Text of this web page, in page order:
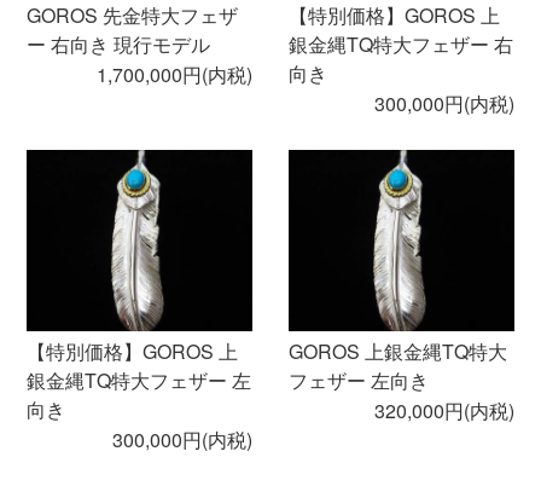
GOROS 先金特大フェザ
ー 右向き 現行モデル
1,700,000円(内税)
【特別価格】GOROS 上
銀金縄TQ特大フェザー 右
向き
300,000円(内税)
【特別価格】GOROS 上
銀金縄TQ特大フェザー 左
向き
300,000円(内税)
GOROS 上銀金縄TQ特大
フェザー 左向き
320,000円(内税)